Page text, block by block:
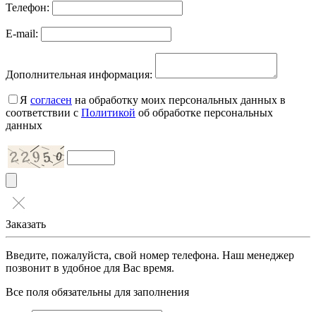
Телефон:
E-mail:
Дополнительная информация:
Я согласен на обработку моих персональных данных в
соответствии с Политикой об обработке персональных
данных
Заказать
Введите, пожалуйста, свой номер телефона. Наш менеджер
позвонит в удобное для Вас время.
Все поля обязательны для заполнения